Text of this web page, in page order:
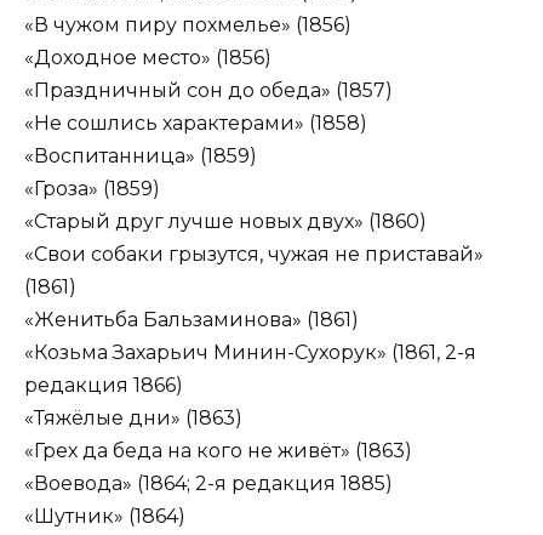
«В чужом пиру похмелье» (1856)
«Доходное место» (1856)
«Праздничный сон до обеда» (1857)
«Не сошлись характерами» (1858)
«Воспитанница» (1859)
«Гроза» (1859)
«Старый друг лучше новых двух» (1860)
«Свои собаки грызутся, чужая не приставай»
(1861)
«Женитьба Бальзаминова» (1861)
«Козьма Захарьич Минин-Сухорук» (1861, 2-я
редакция 1866)
«Тяжёлые дни» (1863)
«Грех да беда на кого не живёт» (1863)
«Воевода» (1864; 2-я редакция 1885)
«Шутник» (1864)